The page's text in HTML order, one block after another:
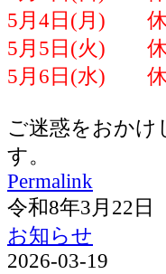
5月4日(月) 休
5月5日(火) 休
5月6日(水) 休
ご迷惑をおかけ
す。
Permalink
令和8年3月22
お知らせ
2026-03-19